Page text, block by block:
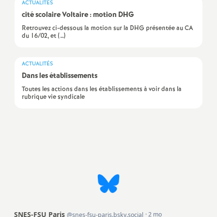
a
o
ACTUALITÉS
cité scolaire Voltaire : motion DHG
Retrouvez ci-dessous la motion sur la DHG présentée au CA
du 16/02, et (…)
ACTUALITÉS
Dans les établissements
Toutes les actions dans les établissements à voir dans la
rubrique vie syndicale